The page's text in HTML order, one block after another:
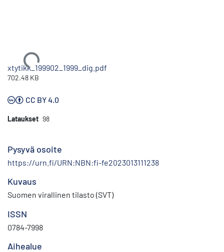
Ladataan...
xtytikk_199902_1999_dig.pdf
702.48 KB
CC BY 4.0
Lataukset 98
Pysyvä osoite
https://urn.fi/URN:NBN:fi-fe2023013111238
Kuvaus
Suomen virallinen tilasto (SVT)
ISSN
0784-7998
Aihealue